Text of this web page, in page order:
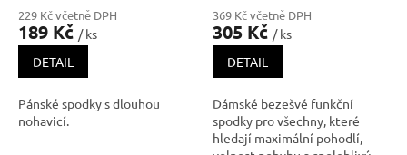
229 Kč včetně DPH
189 Kč / ks
DETAIL
Pánské spodky s dlouhou
nohavicí.
369 Kč včetně DPH
305 Kč / ks
DETAIL
Dámské bezešvé funkční
spodky pro všechny, které
hledají maximální pohodlí,